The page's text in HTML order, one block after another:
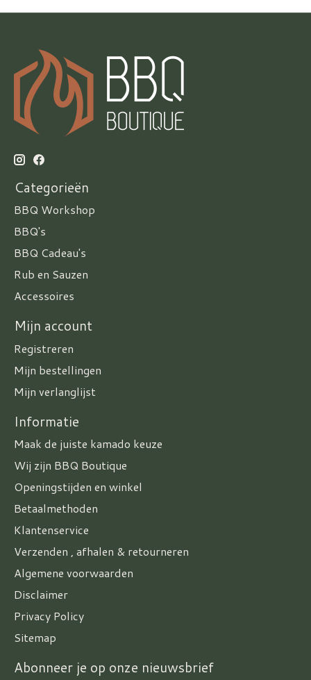
Categorieën
BBQ Workshop
BBQ's
BBQ Cadeau's
Rub en Sauzen
Accessoires
Mijn account
Registreren
Mijn bestellingen
Mijn verlanglijst
Informatie
Maak de juiste kamado keuze
Wij zijn BBQ Boutique
Openingstijden en winkel
Betaalmethoden
Klantenservice
Verzenden , afhalen & retourneren
Algemene voorwaarden
Disclaimer
Privacy Policy
Sitemap
Abonneer je op onze nieuwsbrief